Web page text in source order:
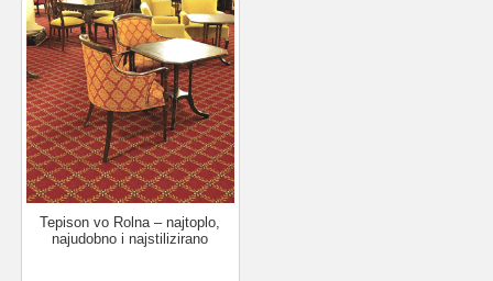
Product categories
Product categories
Product tags
Tepison vo Rolna – najtoplo,
najudobno i najstilizirano